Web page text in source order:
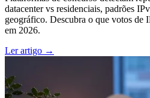
datacenter vs residenciais, padrões
geográfico. Descubra o que votos de
em 2026.
Ler artigo →